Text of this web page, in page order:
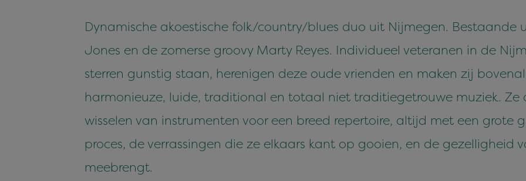
Dynamische akoestische folk/country/blues duo uit Nijmegen.
Jones en de zomerse groovy Marty Reyes. Individueel veteranen in de
sterren gunstig staan, herenigen deze oude vrienden en maken zij
harmonieuze, luide, traditional en totaal niet traditiegetrouwe muziek. Ze
wisselen van instrumenten voor een breed repertoire, altijd met een grote
proces, de verrassingen die ze elkaars kant op gooien, en de gezelligheid
meebrengt.